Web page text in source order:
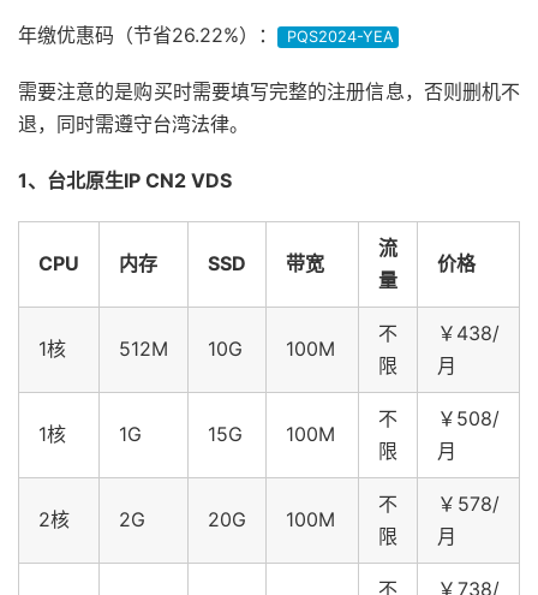
年缴优惠码（节省26.22%）： PQS2024-YEA
需要注意的是购买时需要填写完整的注册信息，否则删机不
退，同时需遵守台湾法律。
1、台北原生IP CN2 VDS
CPU 内存 SSD 带宽
流
量
价格
1核 512M 10G 100M
不
限
￥438/
月
1核 1G 15G 100M
不
限
￥508/
月
2核 2G 20G 100M
不
限
￥578/
月
不 ￥738/